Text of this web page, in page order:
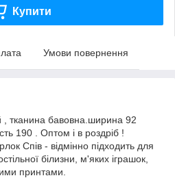
Купити
Умови повернення
, тканина бавовна.ширина 92
190 . Оптом і в роздріб !
Спів - відмінно підходить для
білизни, м'яких іграшок,
принтами.